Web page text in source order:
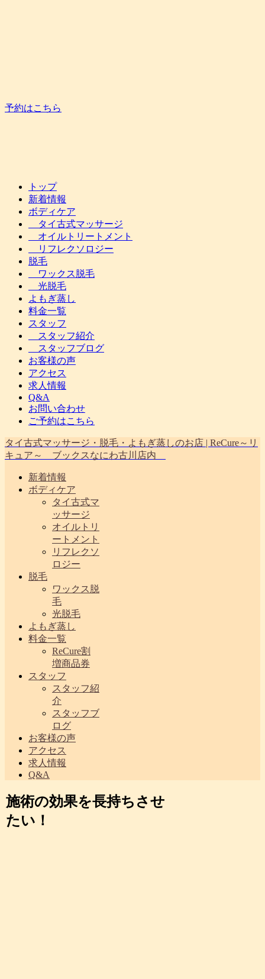
予約はこちら
トップ
新着情報
ボディケア
タイ古式マッサージ
オイルトリートメント
リフレクソロジー
脱毛
ワックス脱毛
光脱毛
よもぎ蒸し
料金一覧
スタッフ
スタッフ紹介
スタッフブログ
お客様の声
アクセス
求人情報
Q&A
お問い合わせ
ご予約はこちら
タイ古式マッサージ・脱毛・よもぎ蒸しのお店 | ReCure～リ
キュア～ ブックスなにわ古川店内
新着情報
ボディケア
タイ古式マ
ッサージ
オイルトリ
ートメント
リフレクソ
ロジー
脱毛
ワックス脱
毛
光脱毛
よもぎ蒸し
料金一覧
ReCure割
増商品券
スタッフ
スタッフ紹
介
スタッフブ
ログ
お客様の声
アクセス
求人情報
Q&A
施術の効果を長持ちさせ
たい！